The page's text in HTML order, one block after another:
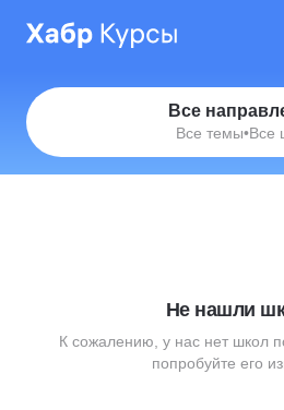
Все
Все темы•Все
Не нашли
К сожалению, у нас нет школ
попробуйте его